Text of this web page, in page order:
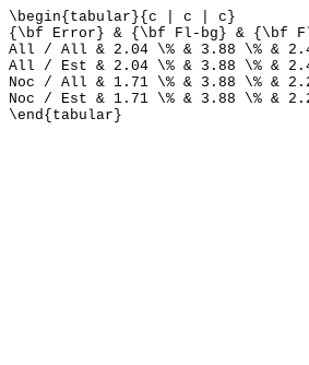
\begin{tabular}{c | c | c}
{\bf Error} & {\bf Fl-bg} & {\bf
All / All & 2.04 \% & 3.88 \% &
All / Est & 2.04 \% & 3.88 \% &
Noc / All & 1.71 \% & 3.88 \% &
Noc / Est & 1.71 \% & 3.88 \% &
\end{tabular}